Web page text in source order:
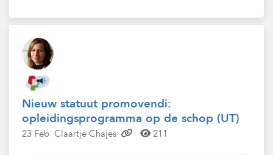
Nieuw statuut promovendi:
opleidingsprogramma op de schop (UT)
23 Feb Claartje Chajes 211